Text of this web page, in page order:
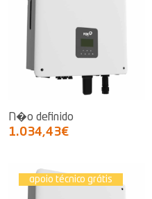
N�o definido
1.034,43€
apoio técnico grátis